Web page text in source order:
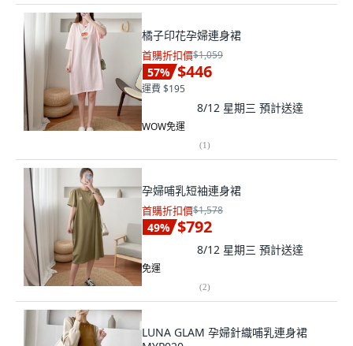
橘子印花孕婦連身裙
首購折扣價$1,059
57% $446
運費 $195
8/12 星期三 預計送達
WOW免運
(1)
孕婦哺乳短袖連身裙
首購折扣價$1,578
49% $792
8/12 星期三 預計送達
免運
(2)
LUNA GLAM 孕婦針織哺乳連身裙